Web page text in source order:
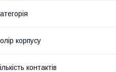
корпусу
контактів